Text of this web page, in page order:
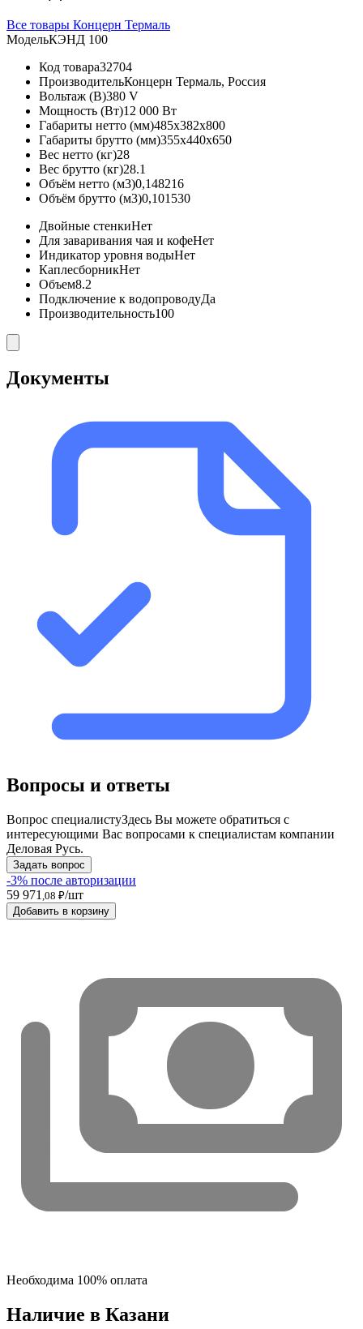
Все товары Концерн Термаль
МодельКЭНД 100
Код товара32704
ПроизводительКонцерн Термаль, Россия
Вольтаж (В)380 V
Мощность (Вт)12 000 Вт
Габариты нетто (мм)485x382x800
Габариты брутто (мм)355x440x650
Вес нетто (кг)28
Вес брутто (кг)28.1
Объём нетто (м3)0,148216
Объём брутто (м3)0,101530
Двойные стенкиНет
Для заваривания чая и кофеНет
Индикатор уровня водыНет
КаплесборникНет
Объем8.2
Подключение к водопроводуДа
Производительность100
Документы
Вопросы и ответы
Вопрос специалистуЗдесь Вы можете обратиться с
интересующими Вас вопросами к специалистам компании
Деловая Русь.
Задать вопрос
-3% после авторизации
59 971 ,08 ₽/шт
Добавить в корзину
Необходима 100% оплата
Наличие в Казани